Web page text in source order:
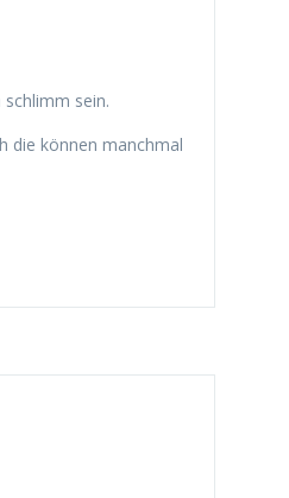
sein.
die können manchmal